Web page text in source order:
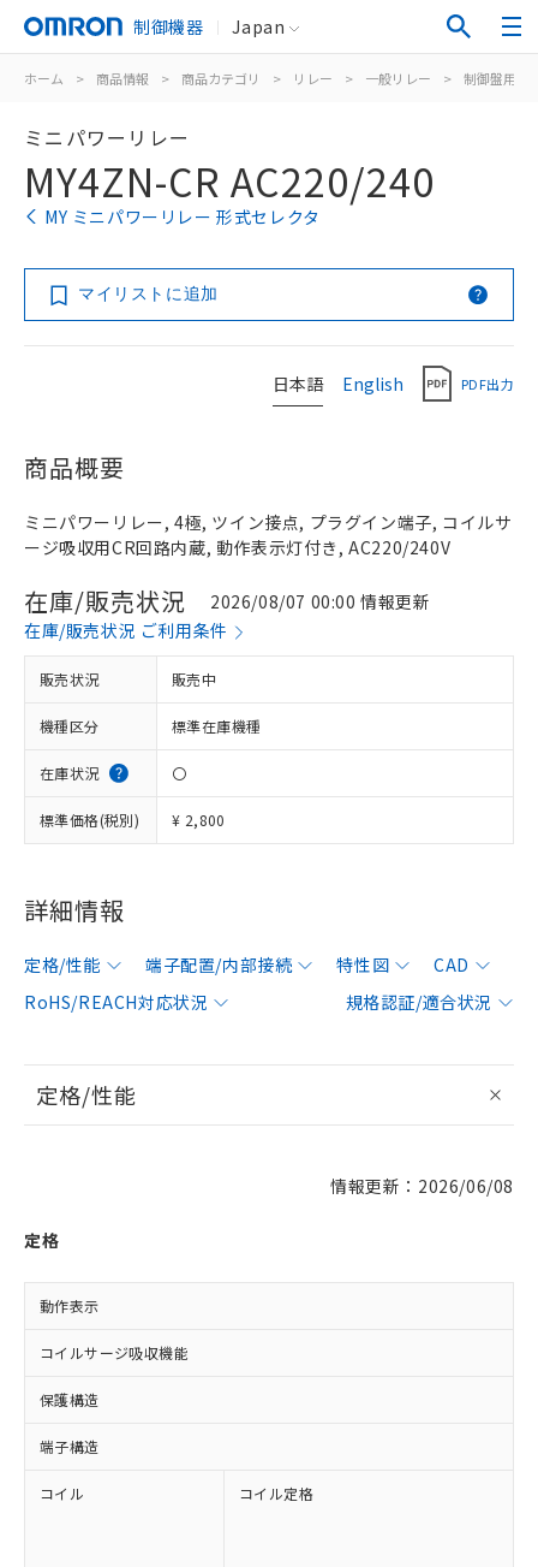
制御機器 Japan
ホーム > 商品情報 > 商品カテゴリ > リレー > 一般リレー > 制御盤用
ミニパワーリレー
MY4ZN-CR AC220/240
MY ミニパワーリレー 形式セレクタ
マイリストに追加
日本語 English PDF出力
商品概要
ミニパワーリレー, 4極, ツイン接点, プラグイン端子, コイルサ
ージ吸収用CR回路内蔵, 動作表示灯付き, AC220/240V
在庫/販売状況
2026/08/07 00:00 情報更新
在庫/販売状況 ご利用条件
販売状況 販売中
機種区分 標準在庫機種
在庫状況 〇
標準価格(税別) ¥ 2,800
詳細情報
定格/性能 端子配置/内部接続 特性図
CAD
RoHS/REACH対応状況
規格認証/適合状況
定格/性能
情報更新：2026/06/08
定格
動作表示
コイルサージ吸収機能
保護構造
端子構造
コイル コイル定格